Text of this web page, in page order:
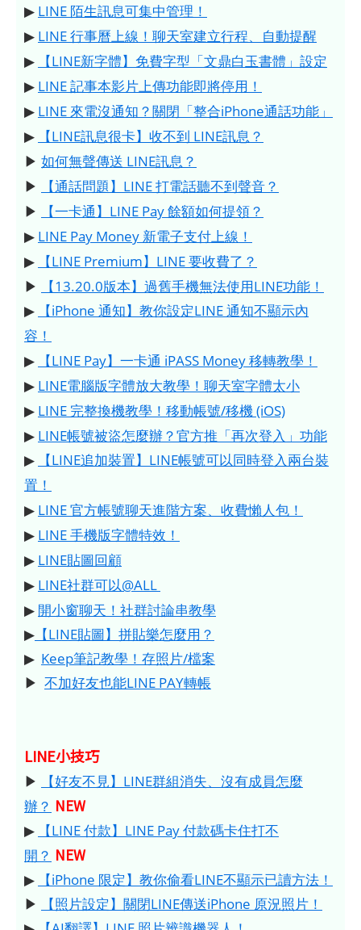
▶ LINE 陌生訊息可集中管理！
▶ LINE 行事曆上線！聊天室建立行程、自動提醒
▶
【LINE新字體】免費字型「文鼎白玉書體」設定
▶ LINE 記事本影片上傳功能即將停用！
▶ LINE 來電沒通知？關閉「整合iPhone通話功能」
▶
【LINE訊息很卡】收不到 LINE訊息？
▶ 如何無聲傳送 LINE訊息？
▶
【通話問題】LINE 打電話聽不到聲音？
▶
【一卡通】LINE Pay 餘額如何提領？
▶ LINE Pay Money 新電子支付上線！
▶
【LINE Premium】LINE 要收費了？
▶
【13.20.0版本】過舊手機無法使用LINE功能！
▶
【iPhone 通知】教你設定LINE 通知不顯示內
容！
▶
【LINE Pay】一卡通 iPASS Money 移轉教學！
▶ LINE電腦版字體放大教學！聊天室字體太小
▶ LINE 完整換機教學！移動帳號/移機 (iOS)
▶ LINE帳號被盜怎麼辦？官方推「再次登入」功能
▶
【LINE追加裝置】LINE帳號可以同時登入兩台裝
置！
▶ LINE 官方帳號聊天進階方案、收費懶人包！
▶ LINE 手機版字體特效！
▶ LINE貼圖回顧
▶ LINE社群可以@ALL
▶ 開小窗聊天！社群討論串教學
▶ 【LINE貼圖】拼貼樂怎麼用？
▶ Keep筆記教學！存照片/檔案
▶ 不加好友也能LINE PAY轉帳
LINE小技巧
▶
【好友不見】LINE群組消失、沒有成員怎麼
辦？ NEW
▶
【LINE 付款】LINE Pay 付款碼卡住打不
開？ NEW
▶
【iPhone 限定】教你偷看LINE不顯示已讀方法！
▶
【照片設定】關閉LINE傳送iPhone 原況照片！